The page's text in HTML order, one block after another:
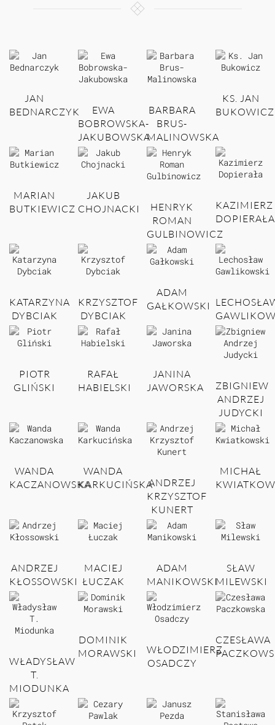
JAN
BEDNARCZYK
EWA
BOBROWSKA-
JAKUBOWSKA
BARBARA
BRUS-
MALINOWSKA
KS. JAN
BUKOWICZ
MARIAN
BUTKIEWICZ
JAKUB
CHOJNACKI
HENRYK
ROMAN
GULBINOWICZ
KAZIMIERZ
DOPIERAŁA
KATARZYNA
DYBCIAK
KRZYSZTOF
DYBCIAK
ADAM
GAŁKOWSKI
PIOTR
GLIŃSKI
RAFAŁ
HABIELSKI
JANINA
JAWORSKA
ZBIGNIEW
ANDRZEJ
JUDYCKI
WANDA
KACZANOWSKA
WANDA
KARKUCIŃSKAANDRZEJ
KRZYSZTOF
KUNERT
MICHAŁ
ANDRZEJ
KŁOSSOWSKI
MACIEJ
ŁUCZAK
ADAM
MANIKOWSKI
SŁAW
MILEWSKI
WŁADYSŁAW
T.
MIODUNKA
DOMINIK
MORAWSKI
WŁODZIMIERZ
OSADCZY
CZESŁAWA